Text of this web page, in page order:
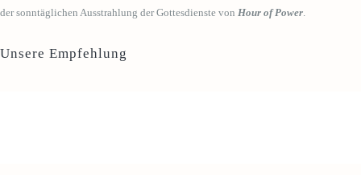
der sonntäglichen Ausstrahlung der Gottesdienste von Hour of Power
Unsere Empfehlung